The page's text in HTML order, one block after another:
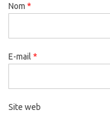
Nom *
E-mail *
Site web